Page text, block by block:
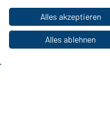
Zum
Die ideale Wahl
entdecken!
Alles akzeptieren
Alles ablehnen